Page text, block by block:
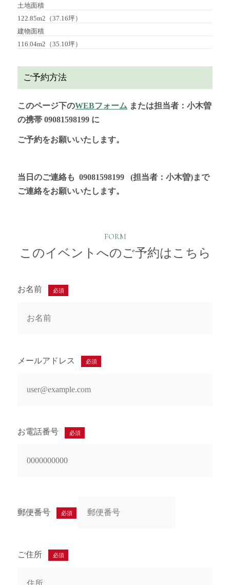
土地面積
122.85m2（37.16坪）
建物面積
116.04m2（35.10坪）
ご予約方法
このページ下のWEBフォーム または担当者：小木曽
の携帯 09081598199 に
ご予約をお願いいたします。
当日のご連絡も 09081598199 (担当者：小木曽)まで
ご連絡をお願いいたします。
FORM
このイベントへのご予約はこちら
お名前 必須
メールアドレス 必須
お電話番号 必須
郵便番号 必須
ご住所 必須